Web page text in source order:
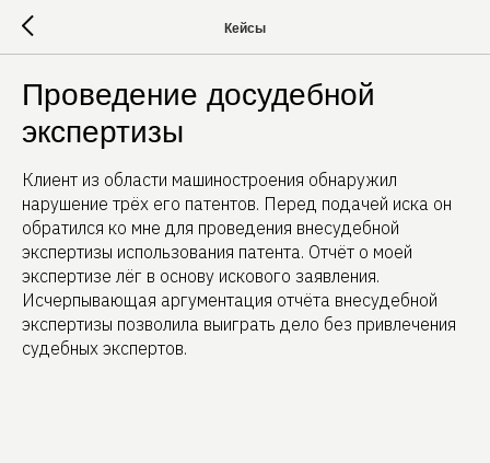
Кейсы
Проведение досудебной
экспертизы
Клиент из области машиностроения обнаружил
нарушение трёх его патентов. Перед подачей иска он
обратился ко мне для проведения внесудебной
экспертизы использования патента. Отчёт о моей
экспертизе лёг в основу искового заявления.
Исчерпывающая аргументация отчёта внесудебной
экспертизы позволила выиграть дело без привлечения
судебных экспертов.